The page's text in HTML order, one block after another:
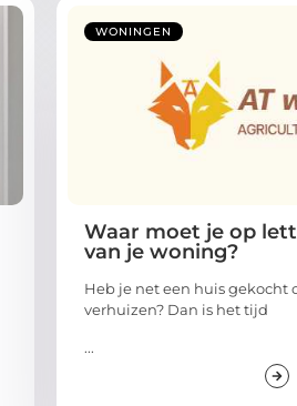
WONINGEN
Waar moet je op
van je woning?
Heb je net een huis gekocht
verhuizen? Dan is het tijd
...